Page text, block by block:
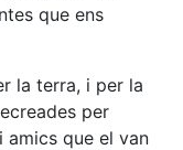
que ens
la terra, i per la
per
amics que el van